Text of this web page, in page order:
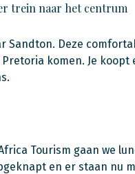
trein naar het centrum
Sandton. Deze
komen. Je
Tourism gaan we
en er staan nu